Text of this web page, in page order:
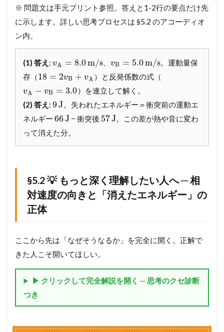
答
＋
サ
解
）
§
4
2
💡
と
深
く
理
し
い
人
へ
─
ベ
ル
「
※ 問題文は手元プリント参照。答えと1-2行の要点だけ先
に示します。詳しい思考プロセスは §5.2 のアコーディオ
ン内。
(1) 答え :vA = 8.0m/s 、vB = 5.0m/s。運動量保
存（18 = 2vB + vA ）と反発係数の式（
vA − vB = 3.0）を連立して解く。
(2) 答え :9J。失われたエネルギー＝衝突前の運動エ
ネルギー66J − 衝突後 57J。この差が熱や音に変わ
って消えた分。
§5.2 💡 もっと深く理解したい人へ ─ 相
対速度の向きと「消えたエネルギー」の
正体
ここから先は「なぜそうなるか」を完全に開く。正解で
きた人こそ開いてほしい。
▶ クリックして完全解説を開く ─ 思考のクセ診断
つき